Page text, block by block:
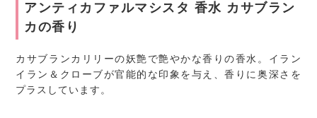
アンティカファルマシスタ 香水 カサブラン
カの香り
カサブランカリリーの妖艶で艶やかな香りの香水。イラン
イラン＆クローブが官能的な印象を与え、香りに奥深さを
プラスしています。